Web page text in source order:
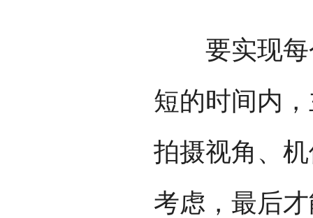
要实现每
短的时间内
拍摄视角、
考虑，最后